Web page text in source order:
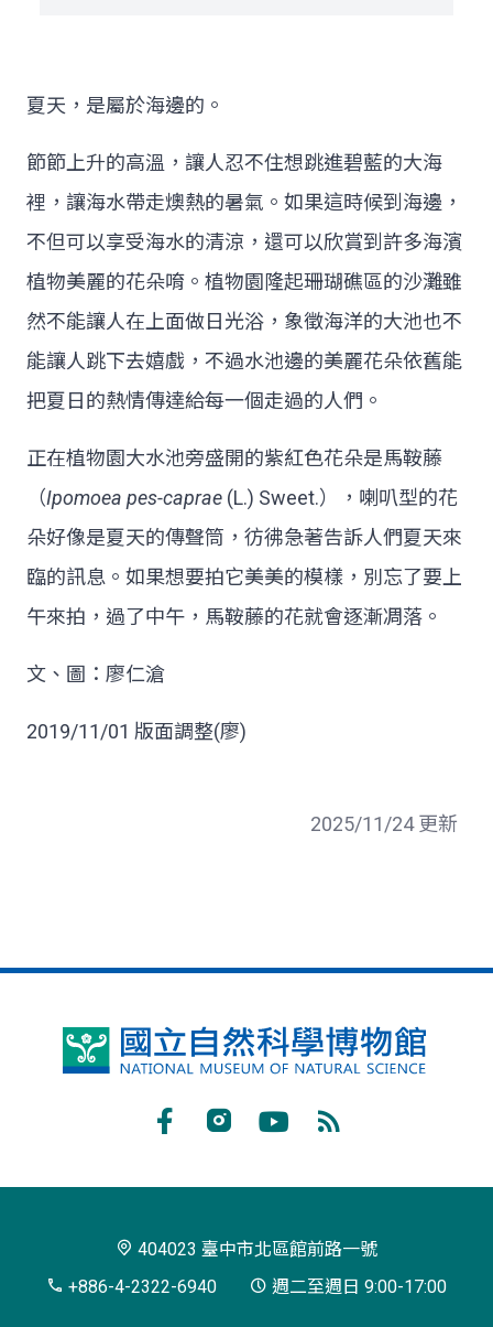
夏天，是屬於海邊的。
節節上升的高溫，讓人忍不住想跳進碧藍的大海
裡，讓海水帶走燠熱的暑氣。如果這時候到海邊，
不但可以享受海水的清涼，還可以欣賞到許多海濱
植物美麗的花朵唷。植物園隆起珊瑚礁區的沙灘雖
然不能讓人在上面做日光浴，象徵海洋的大池也不
能讓人跳下去嬉戲，不過水池邊的美麗花朵依舊能
把夏日的熱情傳達給每一個走過的人們。
正在植物園大水池旁盛開的紫紅色花朵是馬鞍藤
（Ipomoea pes-caprae (L.) Sweet.），喇叭型的花
朵好像是夏天的傳聲筒，彷彿急著告訴人們夏天來
臨的訊息。如果想要拍它美美的模樣，別忘了要上
午來拍，過了中午，馬鞍藤的花就會逐漸凋落。
文、圖：廖仁滄
2019/11/01 版面調整(廖)
2025/11/24 更新
國
博
閱
404023 臺中市北區館前路一號
+886-4-2322-6940
週二至週日 9:00-17:00